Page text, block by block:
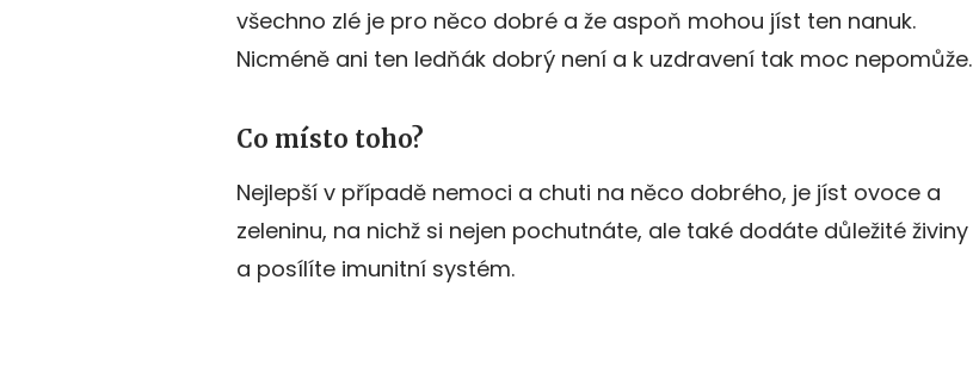
všechno zlé je pro něco dobré a že aspoň mohou jíst ten nanuk.
Nicméně ani ten ledňák dobrý není a k uzdravení tak moc nepomůže.
Co místo toho?
Nejlepší v případě nemoci a chuti na něco dobrého, je jíst ovoce a
zeleninu, na nichž si nejen pochutnáte, ale také dodáte důležité živiny
a posílíte imunitní systém.